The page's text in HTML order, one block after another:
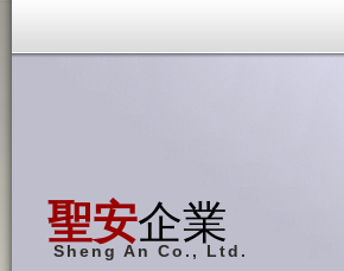
聖安企業
Sheng An Co., Ltd.